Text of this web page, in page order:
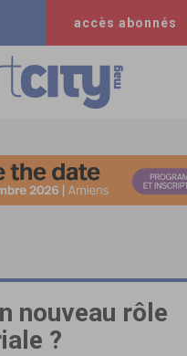
accès abonnés
nouveau rôle
?